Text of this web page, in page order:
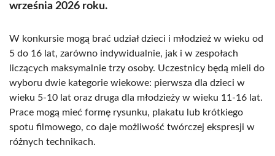
września 2026 roku.
W konkursie mogą brać udział dzieci i młodzież w wieku od
5 do 16 lat, zarówno indywidualnie, jak i w zespołach
liczących maksymalnie trzy osoby. Uczestnicy będą mieli do
wyboru dwie kategorie wiekowe: pierwsza dla dzieci w
wieku 5-10 lat oraz druga dla młodzieży w wieku 11-16 lat.
Prace mogą mieć formę rysunku, plakatu lub krótkiego
spotu filmowego, co daje możliwość twórczej ekspresji w
różnych technikach.